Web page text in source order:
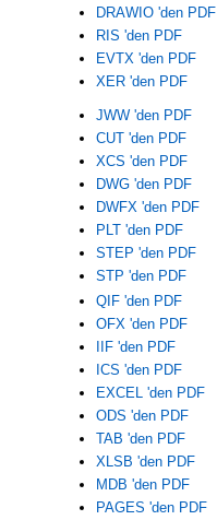
DRAWIO 'den PDF
RIS 'den PDF
EVTX 'den PDF
XER 'den PDF
JWW 'den PDF
CUT 'den PDF
XCS 'den PDF
DWG 'den PDF
DWFX 'den PDF
PLT 'den PDF
STEP 'den PDF
STP 'den PDF
QIF 'den PDF
OFX 'den PDF
IIF 'den PDF
ICS 'den PDF
EXCEL 'den PDF
ODS 'den PDF
TAB 'den PDF
XLSB 'den PDF
MDB 'den PDF
PAGES 'den PDF